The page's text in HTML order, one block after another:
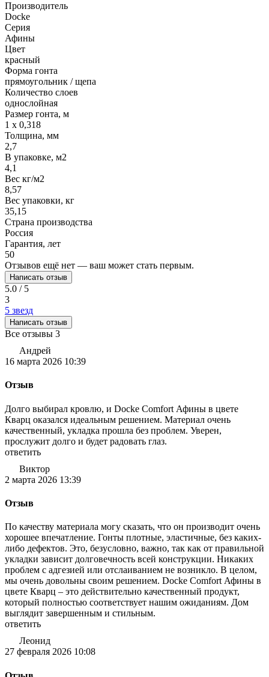
Производитель
Docke
Серия
Афины
Цвет
красный
Форма гонта
прямоугольник / щепа
Количество слоев
однослойная
Размер гонта, м
1 x 0,318
Толщина, мм
2,7
В упаковке, м2
4,1
Вес кг/м2
8,57
Вес упаковки, кг
35,15
Страна производства
Россия
Гарантия, лет
50
Отзывов ещё нет — ваш может стать первым.
Написать отзыв
5.0 / 5
3
5 звезд
Написать отзыв
Все отзывы 3
Андрей
16 марта 2026 10:39
Отзыв
Долго выбирал кровлю, и Docke Comfort Афины в цвете
Кварц оказался идеальным решением. Материал очень
качественный, укладка прошла без проблем. Уверен,
прослужит долго и будет радовать глаз.
ответить
Виктор
2 марта 2026 13:39
Отзыв
По качеству материала могу сказать, что он производит очень
хорошее впечатление. Гонты плотные, эластичные, без каких-
либо дефектов. Это, безусловно, важно, так как от правильной
укладки зависит долговечность всей конструкции. Никаких
проблем с адгезией или отслаиванием не возникло. В целом,
мы очень довольны своим решением. Docke Comfort Афины в
цвете Кварц – это действительно качественный продукт,
который полностью соответствует нашим ожиданиям. Дом
выглядит завершенным и стильным.
ответить
Леонид
27 февраля 2026 10:08